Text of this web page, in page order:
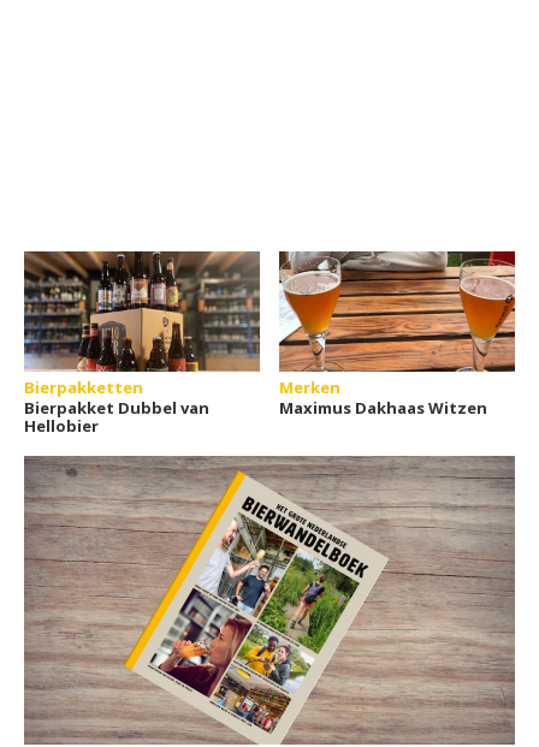
Bierpakketten
Bierpakket Dubbel van
Hellobier
Merken
Maximus Dakhaas Witzen